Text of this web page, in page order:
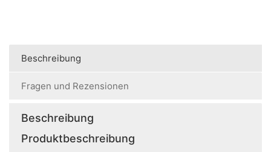
Beschreibung
Fragen und Rezensionen
Beschreibung
Produktbeschreibung